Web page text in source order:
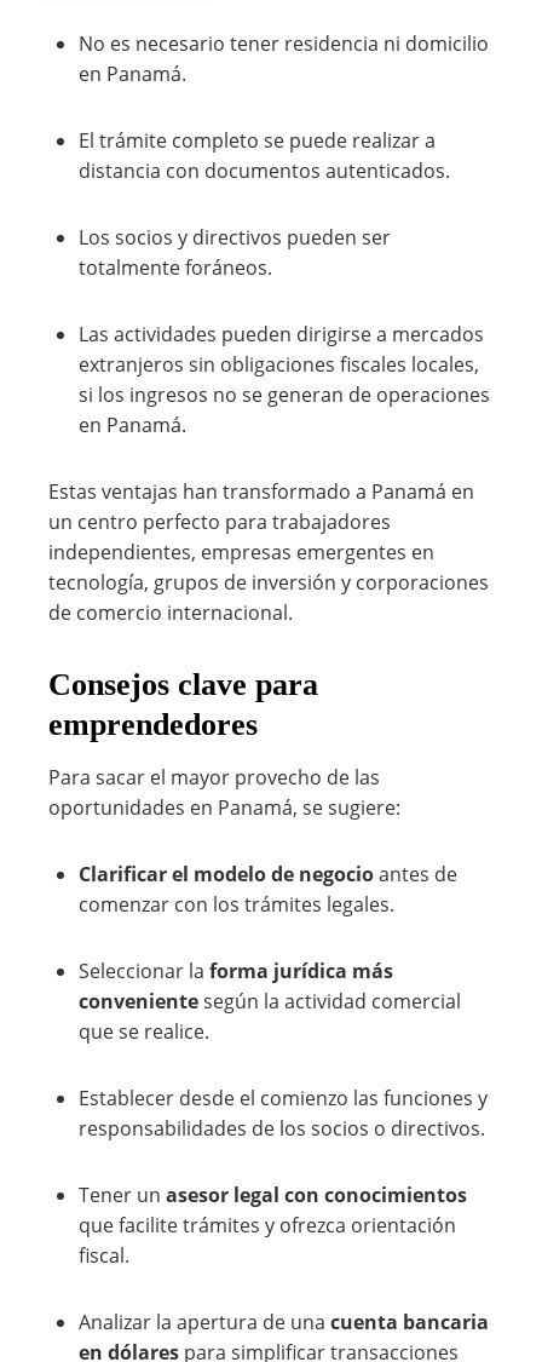
No es necesario tener residencia ni domicilio
en Panamá.
El trámite completo se puede realizar a
distancia con documentos autenticados.
Los socios y directivos pueden ser
totalmente foráneos.
Las actividades pueden dirigirse a mercados
extranjeros sin obligaciones fiscales locales,
si los ingresos no se generan de operaciones
en Panamá.
Estas ventajas han transformado a Panamá en
un centro perfecto para trabajadores
independientes, empresas emergentes en
tecnología, grupos de inversión y corporaciones
de comercio internacional.
Consejos clave para
emprendedores
Para sacar el mayor provecho de las
oportunidades en Panamá, se sugiere:
Clarificar el modelo de negocioantes de
comenzar con los trámites legales.
Seleccionar la forma jurídica más
convenientesegún la actividad comercial
que se realice.
Establecer desde el comienzo las funciones y
responsabilidades de los socios o directivos.
Tener un asesor legal con conocimientos
que facilite trámites y ofrezca orientación
fiscal.
Analizar la apertura de una cuenta bancaria
en dólares para simplificar transacciones